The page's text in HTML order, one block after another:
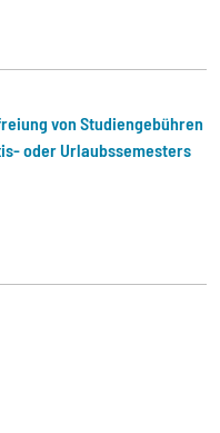
von Studiengebühren
oder Urlaubssemesters